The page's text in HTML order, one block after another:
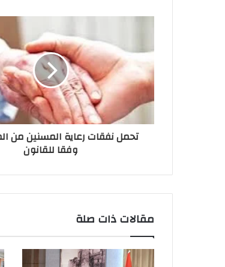
تحمل نفقات رعاية المسنين من
وفقا للقانون
مقالات ذات صلة